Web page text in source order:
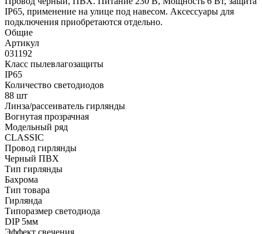
IP65, применение на улице под навесом. Аксессуары для
подключения приобретаются отдельно.
Общие
Артикул
031192
Класс пылевлагозащиты
IP65
Количество светодиодов
88 шт
Линза/рассеиватель гирлянды
Вогнутая прозрачная
Модельный ряд
CLASSIC
Провод гирлянды
Черный ПВХ
Тип гирлянды
Бахрома
Тип товара
Гирлянда
Типоразмер светодиода
DIP 5мм
Эффект свечения